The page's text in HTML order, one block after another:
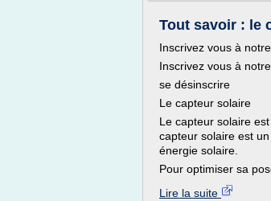
Tout savoir : le
Inscrivez vous à
Inscrivez vous à
se désinscrire
Le capteur solaire
Le capteur solaire
capteur solaire est
énergie solaire.
Pour optimiser sa
Lire la suite